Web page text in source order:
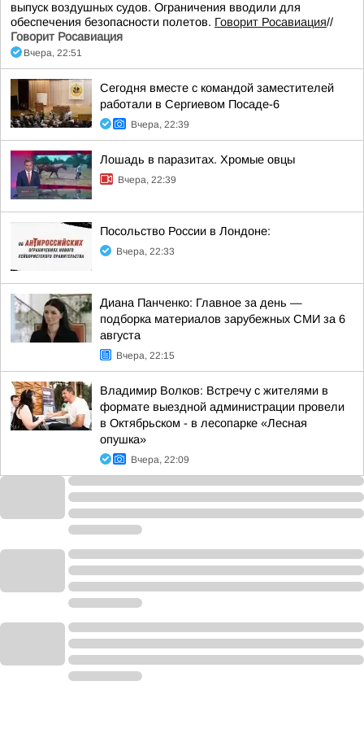
выпуск воздушных судов. Ограничения вводили для
обеспечения безопасности полетов. Говорит Росавиация//
Говорит Росавиация
Вчера, 22:51
Сегодня вместе с командой заместителей
работали в Сергиевом Посаде-6
Вчера, 22:39
Лошадь в паразитах. Хромые овцы
Вчера, 22:39
Посольство России в Лондоне:
Вчера, 22:33
Диана Панченко: Главное за день —
подборка материалов зарубежных СМИ за 6
августа
Вчера, 22:15
Владимир Волков: Встречу с жителями в
формате выездной администрации провели
в Октябрьском - в лесопарке «Лесная
опушка»
Вчера, 22:09